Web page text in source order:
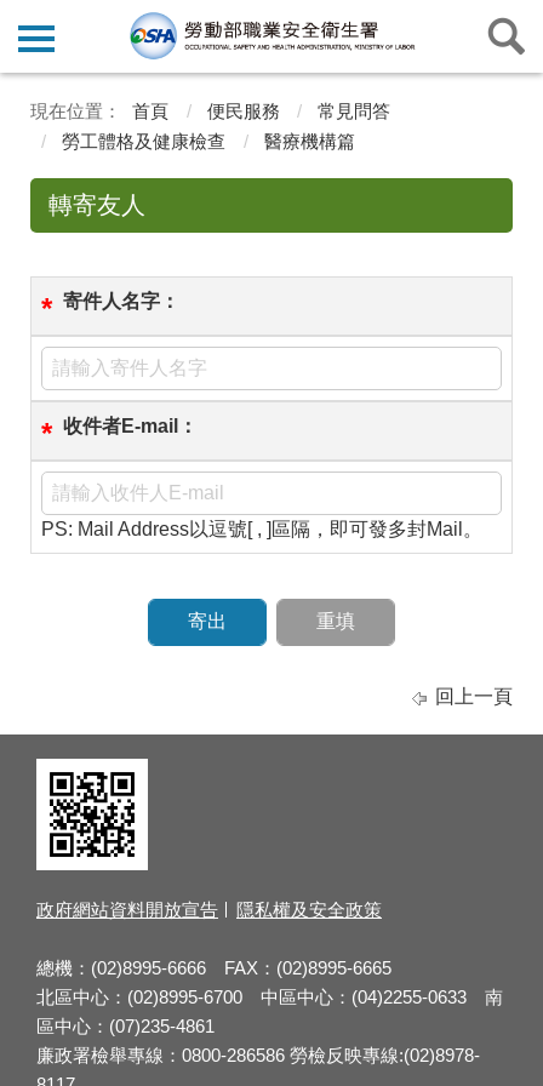
首頁 便民服務
常見問答
勞工體格及健康檢查
醫療機構篇
轉寄友人
* 寄件人名字：
* 收件者E-mail：
PS: Mail Address以逗號[ , ]區隔，即可發多封Mail。
回上一頁
政府網站資料開放宣告 隱私權及安全政策
總機：(02)8995-6666 FAX：(02)8995-6665
北區中心：(02)8995-6700 中區中心：(04)2255-0633 南
區中心：(07)235-4861
廉政署檢舉專線：0800-286586 勞檢反映專線:(02)8978-